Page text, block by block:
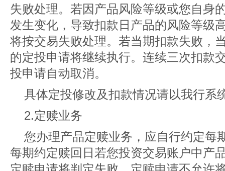
失败处理。若因产品风险等级或您自身
发生变化，导致扣款日产品的风险等级
将按交易失败处理。若当期扣款失败，
的定投申请将继续执行。连续三次扣款
投申请自动取消。
具体定投修改及扣款情况请以我行系
2.定赎业务
您办理产品定赎业务，应自行约定每
每期约定赎回日若您投资交易账户中产